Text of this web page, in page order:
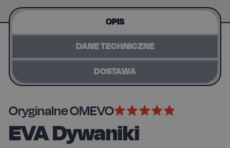
OPIS
DANE TECHNICZNE
DOSTAWA
Oryginalne OMEVO
EVA Dywaniki